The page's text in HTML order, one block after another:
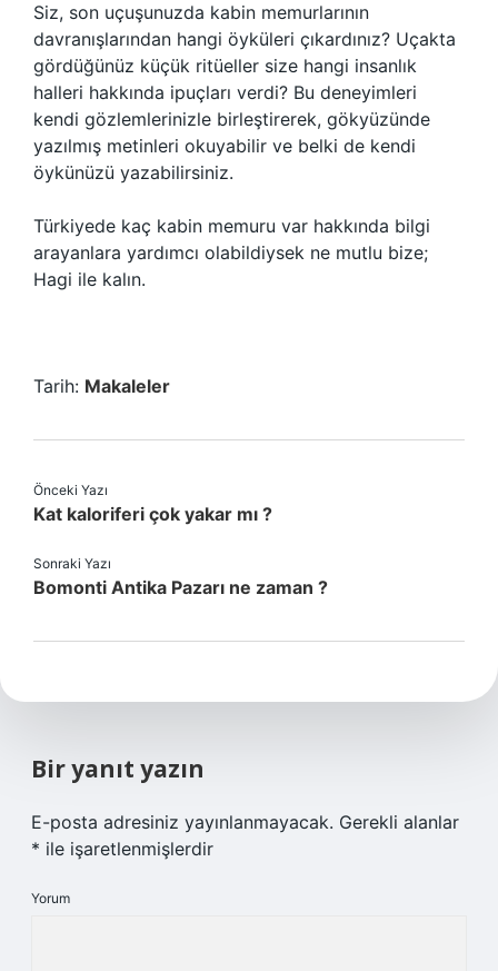
Siz, son uçuşunuzda kabin memurlarının
davranışlarından hangi öyküleri çıkardınız? Uçakta
gördüğünüz küçük ritüeller size hangi insanlık
halleri hakkında ipuçları verdi? Bu deneyimleri
kendi gözlemlerinizle birleştirerek, gökyüzünde
yazılmış metinleri okuyabilir ve belki de kendi
öykünüzü yazabilirsiniz.
Türkiyede kaç kabin memuru var hakkında bilgi
arayanlara yardımcı olabildiysek ne mutlu bize;
Hagi ile kalın.
Tarih: Makaleler
Önceki Yazı
Kat kaloriferi çok yakar mı ?
Sonraki Yazı
Bomonti Antika Pazarı ne zaman ?
Bir yanıt yazın
E-posta adresiniz yayınlanmayacak. Gerekli alanlar
* ile işaretlenmişlerdir
Yorum